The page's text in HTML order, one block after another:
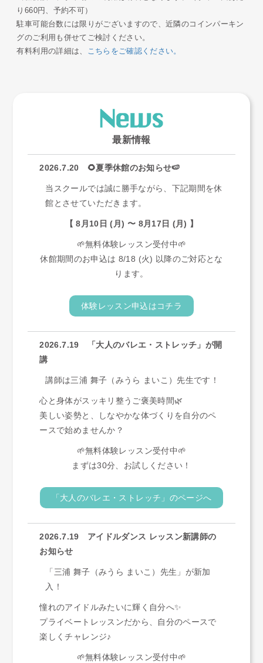
り660円、予約不可）
駐車可能台数には限りがございますので、近隣のコインパーキン
グのご利用も併せてご検討ください。
有料利用の詳細は、
こちらをご確認ください。
最新情報
2026.7.20 🌻夏季休館のお知らせ🍉
当スクールでは誠に勝手ながら、下記期間を休
館とさせていただきます。
【 8月10日 (月) 〜 8月17日 (月) 】
🌱無料体験レッスン受付中🌱
休館期間のお申込は 8/18 (火) 以降のご対応とな
ります。
体験レッスン申込はコチラ
2026.7.19 「大人のバレエ・ストレッチ」が開
講
講師は三浦 舞子（みうら まいこ）先生です！
心と身体がスッキリ整うご褒美時間🌿
美しい姿勢と、しなやかな体づくりを自分のペ
ースで始めませんか？
🌱無料体験レッスン受付中🌱
まずは30分、お試しください！
「大人のバレエ・ストレッチ」のページへ
2026.7.19 アイドルダンス レッスン新講師の
お知らせ
「三浦 舞子（みうら まいこ）先生」が新加
入！
憧れのアイドルみたいに輝く自分へ✨
プライベートレッスンだから、自分のペースで
楽しくチャレンジ♪
🌱無料体験レッスン受付中🌱